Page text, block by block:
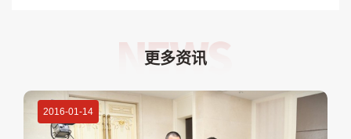
更多资讯
2016-01-14